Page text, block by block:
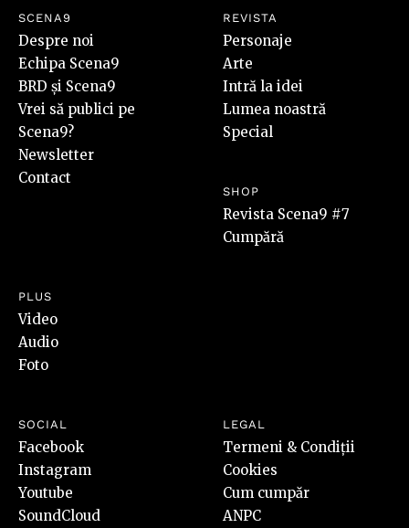
SCENA9
Despre noi
Echipa Scena9
BRD și Scena9
Vrei să publici pe
Scena9?
Newsletter
Contact
REVISTA
Personaje
Arte
Intră la idei
Lumea noastră
Special
SHOP
Revista Scena9 #7
Cumpără
PLUS
Video
Audio
Foto
SOCIAL
Facebook
Instagram
Youtube
SoundCloud
LEGAL
Termeni & Condiții
Cookies
Cum cumpăr
ANPC